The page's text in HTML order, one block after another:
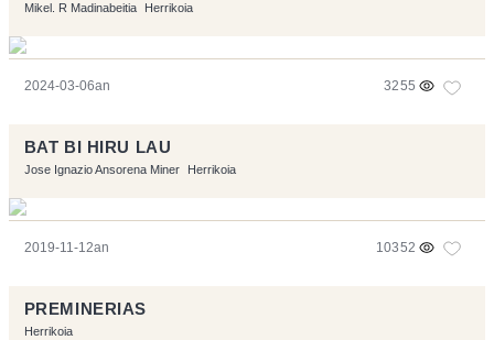
Mikel. R Madinabeitia Herrikoia
2024-03-06an 3255
BAT BI HIRU LAU
Jose Ignazio Ansorena Miner Herrikoia
2019-11-12an 10352
PREMINERIAS
Herrikoia